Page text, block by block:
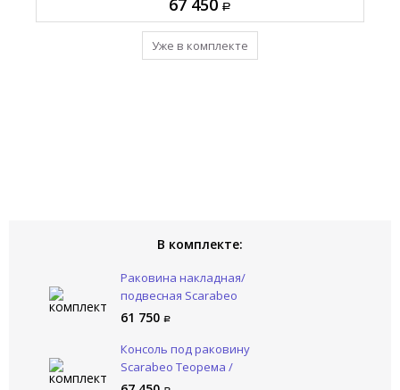
67 450
Уже в комплекте
61 750
Уже в комплекте
10 925
Добавить в комплект
В комплекте:
Раковина накладная/
подвесная Scarabeo
Теорема 2.0 / TEOREMA 2.0
61 750
Консоль под раковину
Scarabeo Теорема /
TEOREMA 10061/NROP